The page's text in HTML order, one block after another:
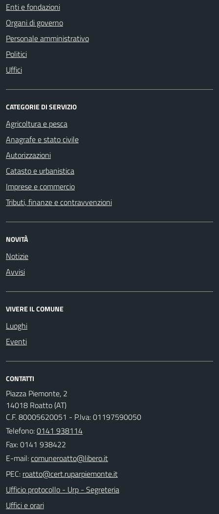
Enti e fondazioni
Organi di governo
Personale amministrativo
Politici
Uffici
CATEGORIE DI SERVIZIO
Agricoltura e pesca
Anagrafe e stato civile
Autorizzazioni
Catasto e urbanistica
Imprese e commercio
Tributi, finanze e contravvenzioni
NOVITÀ
Notizie
Avvisi
VIVERE IL COMUNE
Luoghi
Eventi
CONTATTI
Piazza Piemonte, 2
14018 Roatto (AT)
C.F. 80005620051 - P.Iva: 01197590050
Telefono:0141 938114
Fax: 0141 938422
E-mail:
PEC:
Ufficio protocollo - Urp - Segreteria
Uffici e orari